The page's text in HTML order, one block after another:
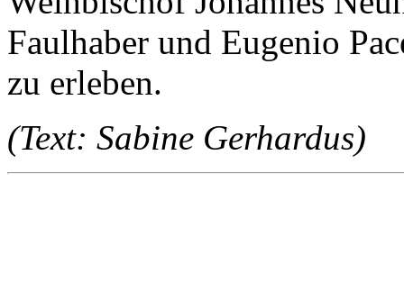
Faulhaber und Eugenio
zu erleben.
(Text: Sabine Gerhardus)